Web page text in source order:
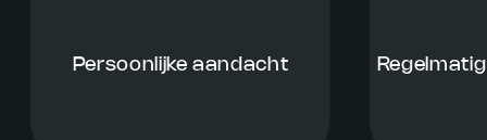
Persoonlijke aandacht